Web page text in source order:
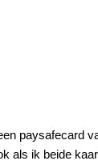
als ik beide